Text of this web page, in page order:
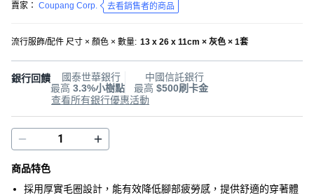
賣家： Coupang Corp. 去看銷售者的商品
流行服飾/配件 尺寸 × 顏色 × 數量: 13 x 26 x 11cm × 灰色 × 1套
銀行回饋
國泰世華銀行
最高 3.3%小樹點
中國信託銀行
最高 $500刷卡金
查看所有銀行優惠活動
商品特色
採用厚實毛圈設計，能有效降低腳部疲勞感，提供舒適的穿著體